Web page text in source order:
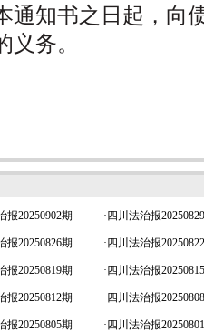
通知书之日起，向
务。
报20250902期 · 四川法治报
报20250826期 · 四川法治报
报20250819期 · 四川法治报
报20250812期 · 四川法治报
报20250805期 · 四川法治报